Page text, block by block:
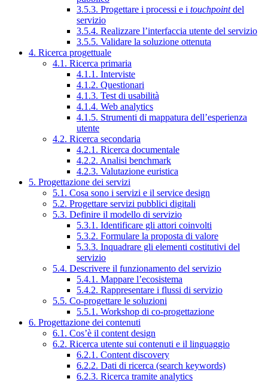
3.5.3. Progettare i processi e i touchpointdel
servizio
3.5.4. Realizzare l’interfaccia utente del servizio
3.5.5. Validare la soluzione ottenuta
4. Ricerca progettuale
4.1. Ricerca primaria
4.1.1. Interviste
4.1.2. Questionari
4.1.3. Test di usabilità
4.1.4. Web analytics
4.1.5. Strumenti di mappatura dell’esperienza
utente
4.2. Ricerca secondaria
4.2.1. Ricerca documentale
4.2.2. Analisi benchmark
4.2.3. Valutazione euristica
5. Progettazione dei servizi
5.1. Cosa sono i servizi e il service design
5.2. Progettare servizi pubblici digitali
5.3. Definire il modello di servizio
5.3.1. Identificare gli attori coinvolti
5.3.2. Formulare la proposta di valore
5.3.3. Inquadrare gli elementi costitutivi del
servizio
5.4. Descrivere il funzionamento del servizio
5.4.1. Mappare l’ecosistema
5.4.2. Rappresentare i flussi di servizio
5.5. Co-progettare le soluzioni
5.5.1. Workshop di co-progettazione
6. Progettazione dei contenuti
6.1. Cos’è il content design
6.2. Ricerca utente sui contenuti e il linguaggio
6.2.1. Content discovery
6.2.2. Dati di ricerca (search keywords)
6.2.3. Ricerca tramite analytics